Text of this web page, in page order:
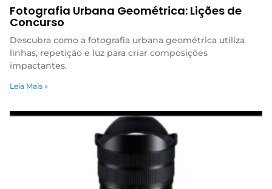
Fotografia Urbana Geométrica: Lições de
Concurso
Descubra como a fotografia urbana geométrica utiliza
linhas, repetição e luz para criar composições
impactantes.
Leia Mais »